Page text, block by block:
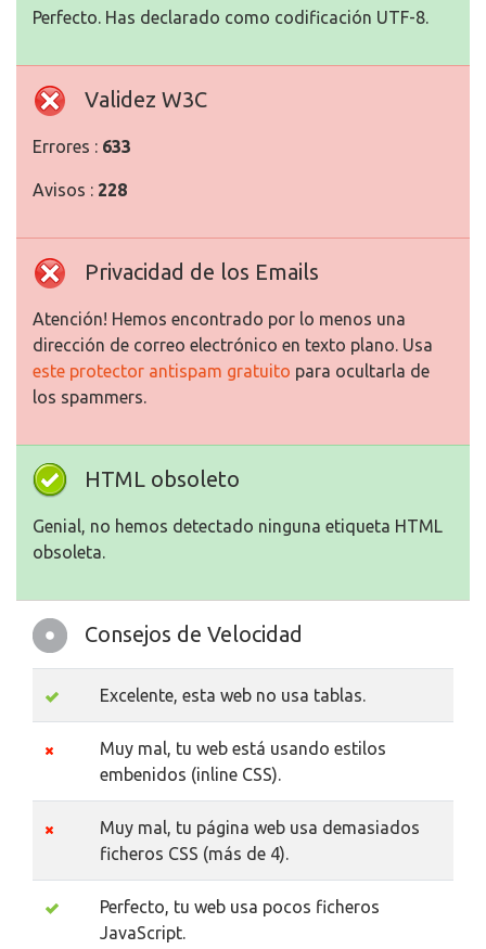
Perfecto. Has declarado como codificación UTF-8.
Validez W3C
Errores : 633
Avisos : 228
Privacidad de los Emails
Atención! Hemos encontrado por lo menos una
dirección de correo electrónico en texto plano. Usa
este protector antispam gratuito para ocultarla de
los spammers.
HTML obsoleto
Genial, no hemos detectado ninguna etiqueta HTML
obsoleta.
Consejos de Velocidad
Excelente, esta web no usa tablas.
Muy mal, tu web está usando estilos
embenidos (inline CSS).
Muy mal, tu página web usa demasiados
ficheros CSS (más de 4).
Perfecto, tu web usa pocos ficheros
JavaScript.